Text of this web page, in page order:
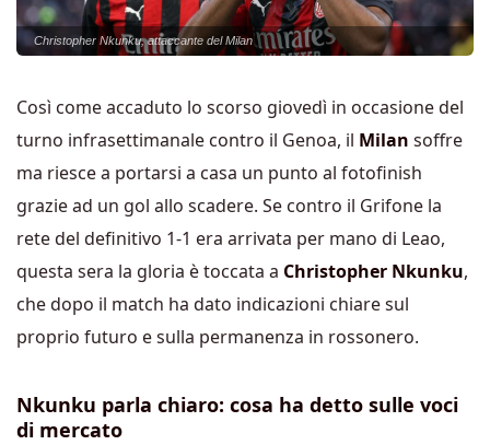
Christopher Nkunku, attaccante del Milan
Così come accaduto lo scorso giovedì in occasione del
turno infrasettimanale contro il Genoa, il Milan soffre
ma riesce a portarsi a casa un punto al fotofinish
grazie ad un gol allo scadere. Se contro il Grifone la
rete del definitivo 1-1 era arrivata per mano di Leao,
questa sera la gloria è toccata a Christopher Nkunku,
che dopo il match ha dato indicazioni chiare sul
proprio futuro e sulla permanenza in rossonero.
Nkunku parla chiaro: cosa ha detto sulle voci
di mercato